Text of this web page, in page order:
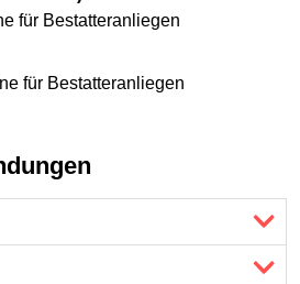
für Bestatteranliegen
für Bestatteranliegen